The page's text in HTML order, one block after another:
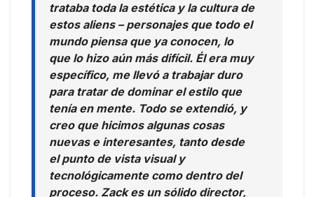
trataba toda la estética y la cultura de
estos aliens – personajes que todo el
mundo piensa que ya conocen, lo
que lo hizo aún más difícil. Él era muy
específico, me llevó a trabajar duro
para tratar de dominar el estilo que
tenía en mente. Todo se extendió, y
creo que hicimos algunas cosas
nuevas e interesantes, tanto desde
el punto de vista visual y
tecnológicamente como dentro del
proceso. Zack es un sólido director,